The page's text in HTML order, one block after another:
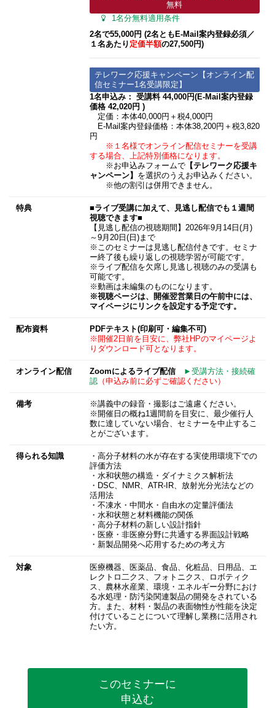
無料
1名分無料適用条件
2名で55,000円 (2名ともE-Mail案内登録必須​／
１名あたり 定価半額の27,500円)
テレワーク応援キャンペーン【オンライン配
信セミナー1名受講限定】
1名申込み： 受講料 44,000円(E-Mail案内登録
価格 42,020円 )
定価：本体40,000円＋税4,000円
E-Mail案内登録価格：本体38,200円＋税3,820
円
※１名様でオンライン配信セミナーを受講
する場合、上記特別価格になります。
※お申込みフォームで【テレワーク応援キ
ャンペーン】
を選択のうえお申込みください。
※他の割引は併用できません。
特典
■ライブ受講に加えて、見逃し配信でも１週間
視聴できます■
【見逃し配信の視聴期間】2026年9月14日(月)
～9月20日(日)まで
※このセミナーは見逃し配信付きです。セミナ
ー終了後も繰り返しの視聴学習が可能です。
※ライブ配信を欠席し見逃し視聴のみの受講も
可能です。
※動画は未編集のものになります。
※視聴ページは、開催翌営業日の午前中には、
マイページにリンクを設定する予定です。
配布資料
PDFテキスト(印刷可・編集不可)
※開催2日前を目安に、弊社HPのマイページよ
りダウンロード可となります。
オンライン配信 Zoomによるライブ配信
►受講方法・接続確
認（申込み前に必ずご確認ください）
備考
※講義中の録音・撮影はご遠慮ください。
※開催日の概ね1週間前を目安に、最少催行人
数に達していない場合、セミナーを中止するこ
とがございます。
得られる知識
・高分子材料の水が存在する実使用環境下での
評価方法
・水和状態の構造・ダイナミクス解析法
・DSC、NMR、ATR-IR、放射光分光法などの
活用法
・不凍水・中間水・自由水の定量評価法
・水和状態と材料機能の関係
・高分子材料の新しい設計指針
・医療・非医療分野に共通する界面設計戦略
・新製品開発へ応用するための考え方
対象
医療機器、医薬品、食品、化粧品、日用品、エ
レクトロ二クス、フォトニクス、ロボティク
ス、農林水産業、環境・エネルギー分野におけ
る水処理・防汚染関連製品の開発をされている
方。また、材料・製品の表面物性が性能を決定
付けていることについて理解し業務に活用され
たい方。
このセミナーに
申込む